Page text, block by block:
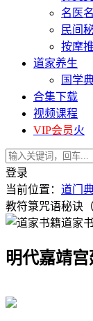
名医
民间
按摩
道家养生
国学
合集下载
视频课程
VIP会员火
登录
当前位置： 道门
教符箓咒语秘诀（
道家
明代嘉靖宫